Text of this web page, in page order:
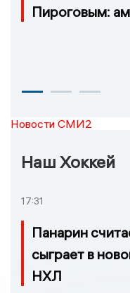
Пироговым:
Новости СМИ2
Наш Хоккей
17:31
Панарин
сыграет в
НХЛ